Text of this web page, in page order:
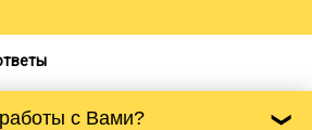
с Вами?